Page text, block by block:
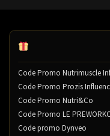
Code Promo Nutrimuscle
Code Promo Prozis
Code Promo Nutri&Co
Code Promo LE
Code promo Dynveo